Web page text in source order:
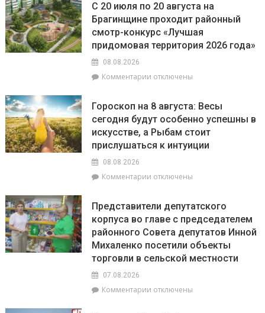
С 20 июля по 20 августа на
Брагинщине проходит районный
смотр-конкурс «Лучшая
придомовая территория 2026 года»
08.08.2026
Комментарии к
20
июля
по
20
Брагинщине
смотр-
конкурс
«Лучшая
придомовая
территория
отключены
Гороскоп на 8 августа: Весы
сегодня будут особенно успешны в
искусстве, а Рыбам стоит
прислушаться к интуиции
08.08.2026
Комментарии к
на
8
августа:
Весы
сегодня
успешны
отключены
Представители депутатского
корпуса во главе с председателем
районного Совета депутатов Инной
Михаленко посетили объекты
торговли в сельской местности
07.08.2026
Комментарии котключены